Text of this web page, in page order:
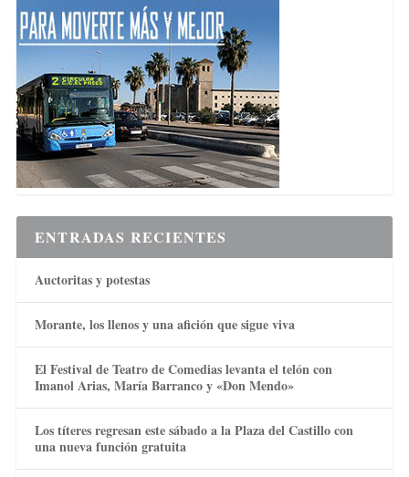
ENTRADAS RECIENTES
Auctoritas y potestas
Morante, los llenos y una afición que sigue viva
El Festival de Teatro de Comedias levanta el telón con
Imanol Arias, María Barranco y «Don Mendo»
Los títeres regresan este sábado a la Plaza del Castillo con
una nueva función gratuita